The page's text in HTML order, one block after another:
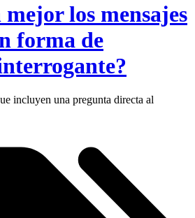
los mensajes
forma de
incluyen una pregunta directa al